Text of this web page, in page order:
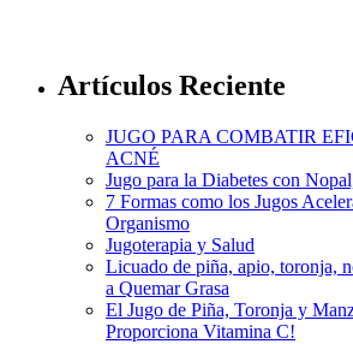
Artículos Reciente
JUGO PARA COMBATIR
ACNÉ
Jugo para la Diabetes con
7 Formas como los Jugos
Organismo
Jugoterapia y Salud
Licuado de piña, apio, toronja,
a Quemar Grasa
El Jugo de Piña, Toronja y
Proporciona Vitamina C!